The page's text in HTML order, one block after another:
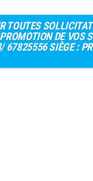
TOUTES
DE VOS
SIÈGE :